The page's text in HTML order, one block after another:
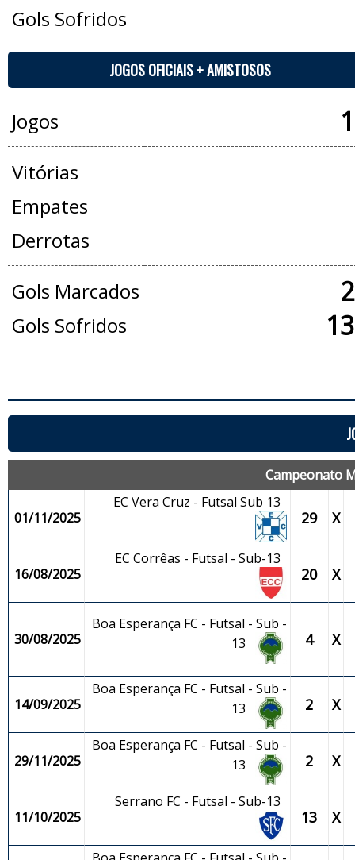
Gols Sofridos
JOGOS OFICIAIS + AMISTOSOS
Jogos
Vitórias
Empates
Derrotas
Gols Marcados
Gols Sofridos
Campeonato
01/11/2025
EC Vera Cruz - Futsal Sub 13
29 X
16/08/2025
EC Corrêas - Futsal - Sub-13
20 X
30/08/2025
Boa Esperança FC - Futsal - Sub -
13
4 X
14/09/2025
Boa Esperança FC - Futsal - Sub -
13
2 X
29/11/2025
Boa Esperança FC - Futsal - Sub -
13
2 X
11/10/2025
Serrano FC - Futsal - Sub-13
13 X